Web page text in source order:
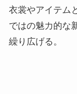
衣裳やアイテム
ではの魅力的な
繰り広げる。